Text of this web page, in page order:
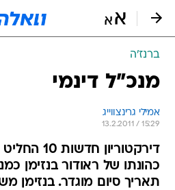
ברנז'ה
מנכ"ל דינמי
אמילי גרינצווייג
13.2.2011 / 15:29
כהונתו של ראודור בנזימן
תאריך סיום מוגדר. בנזימן